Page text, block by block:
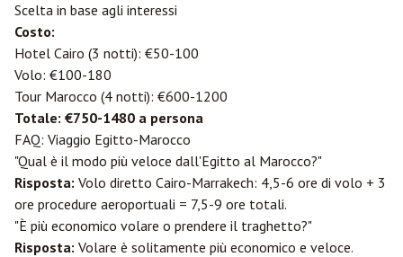
Scelta in base agli interessi
Costo:
Hotel Cairo (3 notti): €50-100
Volo: €100-180
Tour Marocco (4 notti): €600-1200
Totale: €750-1480 a persona
FAQ: Viaggio Egitto-Marocco
"Qual è il modo più veloce dall'Egitto al Marocco?"
Risposta: Volo diretto Cairo-Marrakech: 4,5-6 ore di volo + 3
ore procedure aeroportuali = 7,5-9 ore totali.
"È più economico volare o prendere il traghetto?"
Risposta: Volare è solitamente più economico e veloce.